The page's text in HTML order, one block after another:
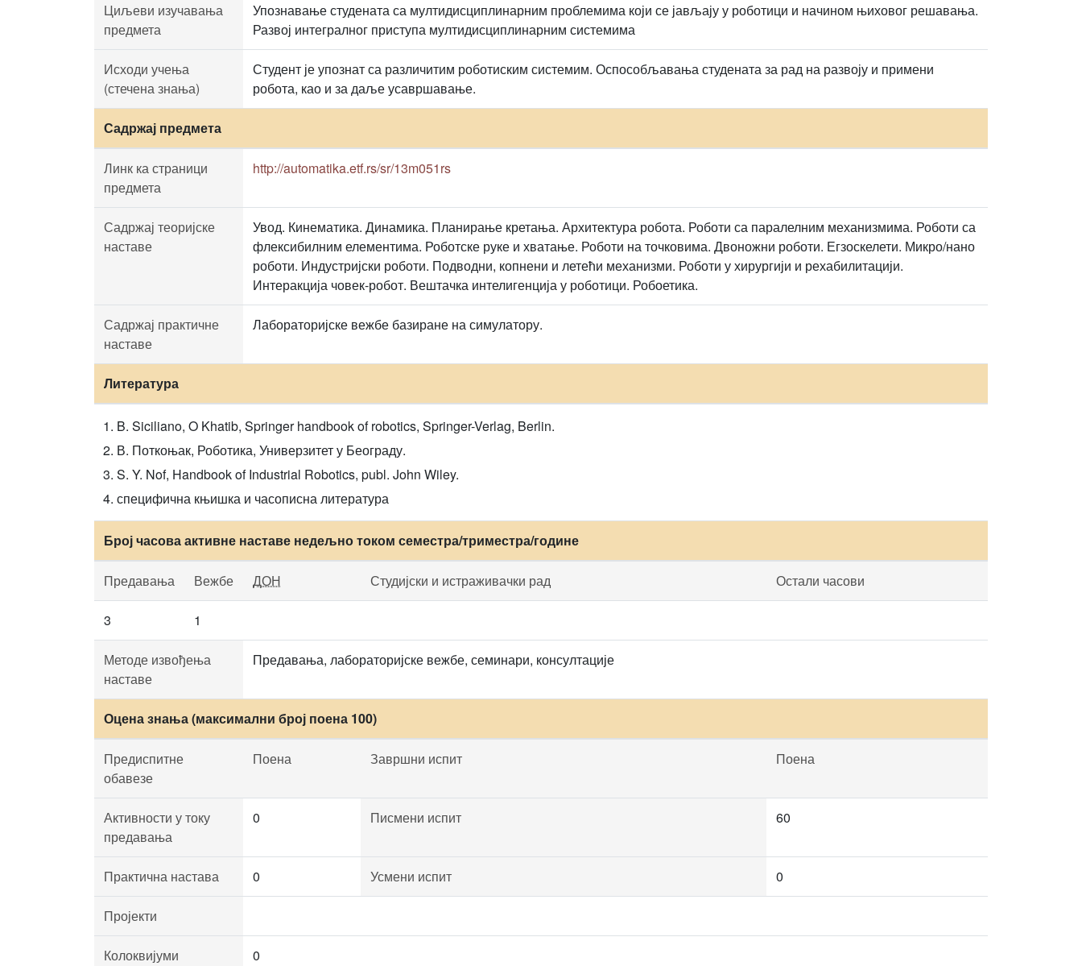
Циљеви изучавања
предмета
Упознавање студената са мултидисциплинарним проблемима који се јављају у роботици и начином њиховог решавања.
Развој интегралног приступа мултидисциплинарним системима
Исходи учења
(стечена знања)
Студент је упознат са различитим роботиским системим. Оспособљавања студената за рад на развоју и примени
робота, као и за даље усавршавање.
Садржај предмета
Линк ка страници
предмета
http://automatika.etf.rs/sr/13m051rs
Садржај теоријске
наставе
Увод. Кинематика. Динамика. Планирање кретања. Архитектура робота. Роботи са паралелним механизмима. Роботи са
флексибилним елементима. Роботске руке и хватање. Роботи на точковима. Двоножни роботи. Егзоскелети. Микро/нано
роботи. Индустријски роботи. Подводни, копнени и летећи механизми. Роботи у хирургији и рехабилитацији.
Интеракција човек-робот. Вештачка интелигенција у роботици. Робоетика.
Садржај практичне
наставе
Лабораторијске вежбе базиране на симулатору.
Литература
B. Siciliano, O Khatib, Springer handbook of robotics, Springer-Verlag, Berlin.
В. Поткоњак, Роботика, Универзитет у Београду.
S. Y. Nof, Handbook of Industrial Robotics, publ. John Wiley.
специфична књишка и часописна литература
Број часова активне наставе недељно током семестра/триместра/године
Предавања Вежбе ДОН Студијски и истраживачки рад Остали часови
3 1
Методе извођења
наставе
Предавања, лабораторијске вежбе, семинари, консултације
Оцена знања (максимални број поена 100)
Предиспитне
обавезе
Поена Завршни испит Поена
Активности у току
предавања
0 Писмени испит 60
Практична настава 0 Усмени испит 0
Пројекти
Колоквијуми 0